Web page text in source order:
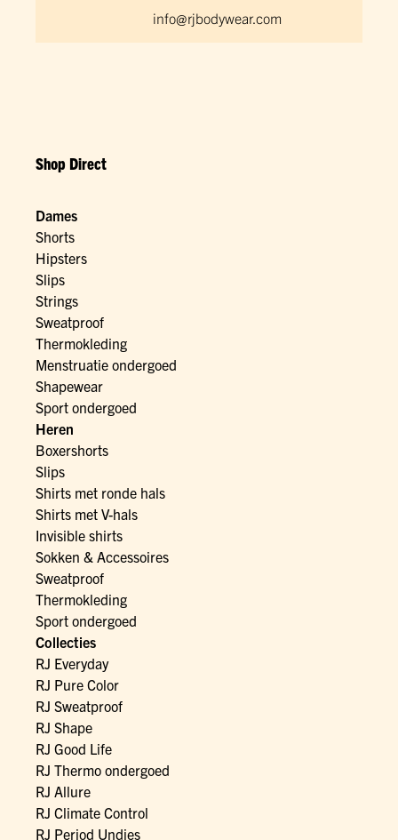
info@rjbodywear.com
Shop Direct
Dames
Shorts
Hipsters
Slips
Strings
Sweatproof
Thermokleding
Menstruatie ondergoed
Shapewear
Sport ondergoed
Heren
Boxershorts
Slips
Shirts met ronde hals
Shirts met V-hals
Invisible shirts
Sokken & Accessoires
Sweatproof
Thermokleding
Sport ondergoed
Collecties
RJ Everyday
RJ Pure Color
RJ Sweatproof
RJ Shape
RJ Good Life
RJ Thermo ondergoed
RJ Allure
RJ Climate Control
RJ Period Undies